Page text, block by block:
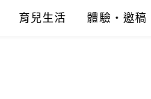
育兒生活 體驗‧邀稿